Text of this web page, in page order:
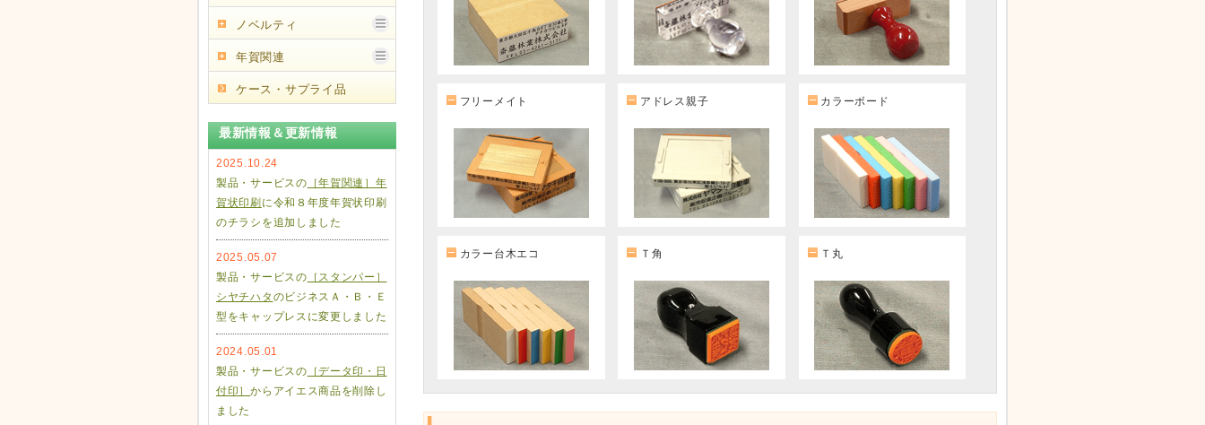
フリーメイト アドレス親子 カラーボード
カラー台木エコ Ｔ角 Ｔ丸
ノベルティ
年賀関連
ケース・サプライ品
最新情報＆更新情報
2025.10.24
製品・サービスの ［年賀関連］年
賀状印刷 に令和８年度年賀状印刷
のチラシを追加しました
2025.05.07
製品・サービスの ［スタンパー］
シヤチハタ のビジネスＡ・Ｂ・Ｅ
型をキャップレスに変更しました
2024.05.01
製品・サービスの ［データ印・日
付印］からアイエス商品を削除し
ました